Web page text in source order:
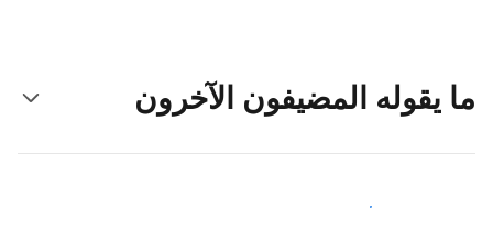
ما يقوله المضيفون الآخرون
انضم إلى مضيفين آخرين